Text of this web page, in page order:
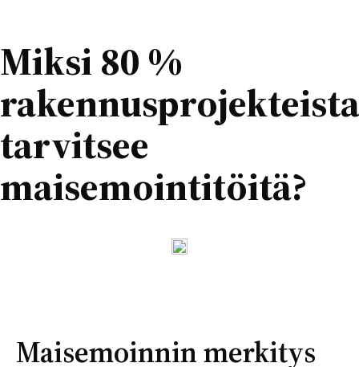
Miksi 80 %
rakennusprojekteista
tarvitsee
maisemointitöitä?
Maisemoinnin merkitys